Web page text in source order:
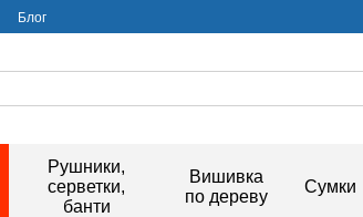
Блог
Рушники,
серветки,
банти
Вишивка
по дереву
Сумки